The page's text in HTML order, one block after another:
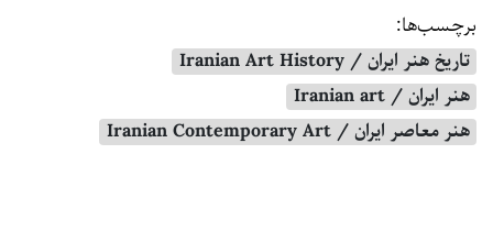
برچسب‌ها:
تاریخ هنر ایران / Iranian Art History
هنر ایران / Iranian art
هنر معاصر ایران / Iranian Contemporary Art